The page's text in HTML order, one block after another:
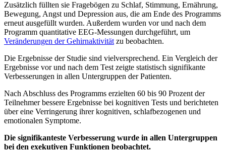
Zusätzlich füllten sie Fragebögen zu Schlaf, Stimmung, Ernährung,
Bewegung, Angst und Depression aus, die am Ende des Programms
erneut ausgefüllt wurden. Außerdem wurden vor und nach dem
Programm quantitative EEG-Messungen durchgeführt, um
Veränderungen der Gehirnaktivitätzu beobachten.
Die Ergebnisse der Studie sind vielversprechend. Ein Vergleich der
Ergebnisse vor und nach dem Test zeigte statistisch signifikante
Verbesserungen in allen Untergruppen der Patienten.
Nach Abschluss des Programms erzielten 60 bis 90 Prozent der
Teilnehmer bessere Ergebnisse bei kognitiven Tests und berichteten
über eine Verringerung ihrer kognitiven, schlafbezogenen und
emotionalen Symptome.
Die signifikanteste Verbesserung wurde in allen Untergruppen
bei den exekutiven Funktionen beobachtet.